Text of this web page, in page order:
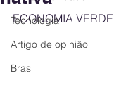
Tecnologia
Artigo de opinião
Brasil
ECONOMIA VERDE